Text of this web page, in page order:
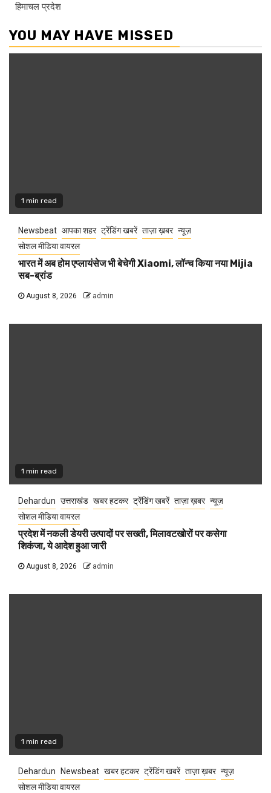
हिमाचल प्रदेश
YOU MAY HAVE MISSED
1 min read
Newsbeat आपका शहर ट्रेंडिंग खबरें ताज़ा ख़बर न्यूज़
सोशल मीडिया वायरल
भारत में अब होम एप्लायंसेज भी बेचेगी Xiaomi, लॉन्च किया नया Mijia
सब-ब्रांड
August 8, 2026 admin
1 min read
Dehardun उत्तराखंड खबर हटकर ट्रेंडिंग खबरें ताज़ा ख़बर न्यूज़
सोशल मीडिया वायरल
प्रदेश में नकली डेयरी उत्पादों पर सख्ती, मिलावटखोरों पर कसेगा
शिकंजा, ये आदेश हुआ जारी
August 8, 2026 admin
1 min read
Dehardun Newsbeat खबर हटकर ट्रेंडिंग खबरें ताज़ा ख़बर न्यूज़
सोशल मीडिया वायरल